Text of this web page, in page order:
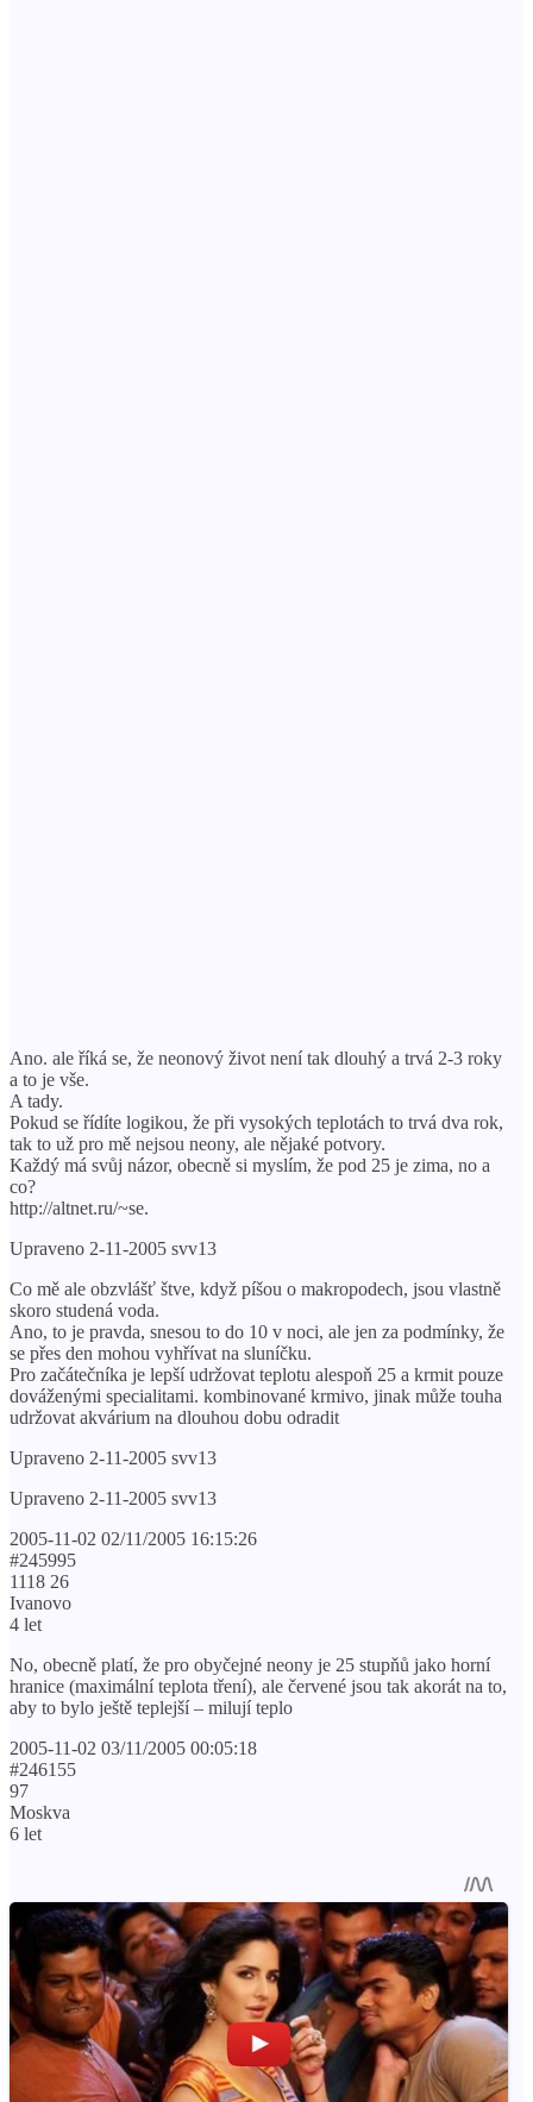
Ano. ale říká se, že neonový život není tak dlouhý a trvá 2-3 roky
a to je vše.
A tady.
Pokud se řídíte logikou, že při vysokých teplotách to trvá dva rok,
tak to už pro mě nejsou neony, ale nějaké potvory.
Každý má svůj názor, obecně si myslím, že pod 25 je zima, no a
co?
http://altnet.ru/~se.
Upraveno 2-11-2005 svv13
Co mě ale obzvlášť štve, když píšou o makropodech, jsou vlastně
skoro studená voda.
Ano, to je pravda, snesou to do 10 v noci, ale jen za podmínky, že
se přes den mohou vyhřívat na sluníčku.
Pro začátečníka je lepší udržovat teplotu alespoň 25 a krmit pouze
dováženými specialitami. kombinované krmivo, jinak může touha
udržovat akvárium na dlouhou dobu odradit
Upraveno 2-11-2005 svv13
Upraveno 2-11-2005 svv13
2005-11-02 02/11/2005 16:15:26
#245995
1118 26
Ivanovo
4 let
No, obecně platí, že pro obyčejné neony je 25 stupňů jako horní
hranice (maximální teplota tření), ale červené jsou tak akorát na to,
aby to bylo ještě teplejší – milují teplo
2005-11-02 03/11/2005 00:05:18
#246155
97
Moskva
6 let